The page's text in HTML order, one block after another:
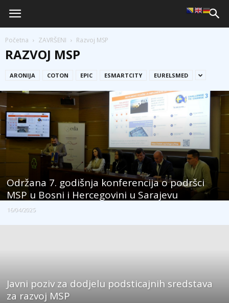
Početna ZAVRŠENI Razvoj MSP
RAZVOJ MSP
ARONIJA COTON EPIC ESMARTCITY EURELSMED
Održana 7. godišnja konferencija o podršci
MSP u Bosni i Hercegovini u Sarajevu
16/04/2025
Javni poziv za dodjelu podsticajnih sredstava
za razvoj MSP